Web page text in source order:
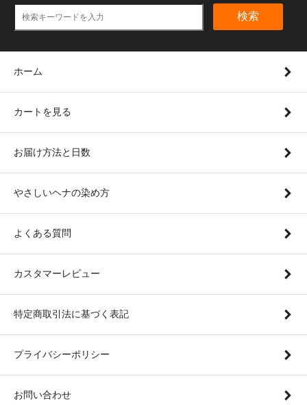
検索
ホーム
カートを見る
お届け方法と日数
やさしいヘナの染め方
よくある質問
カスタマーレビュー
特定商取引法に基づく表記
プライバシーポリシー
お問い合わせ